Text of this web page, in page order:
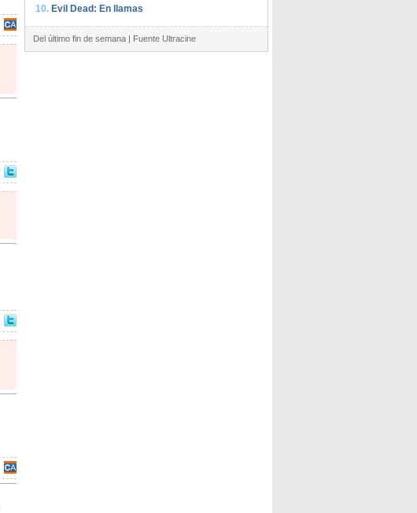
Evil Dead: En llamas
Del último fin de semana | Fuente Ultracine